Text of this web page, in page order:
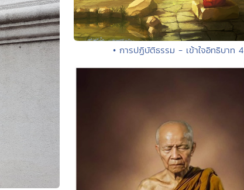
• การปฏิบัติธรรม - เข้าใจอิทธิบาท 4